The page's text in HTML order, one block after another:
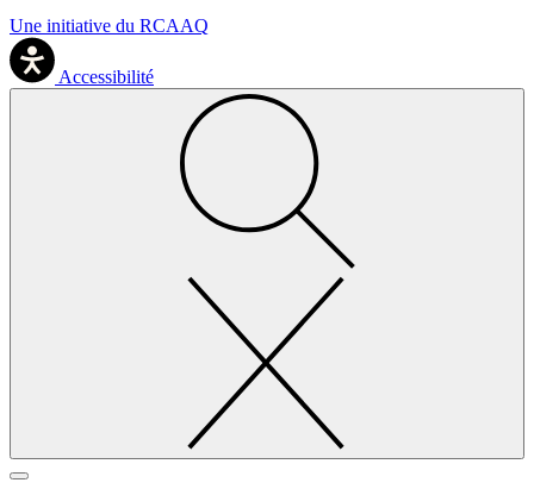
Une initiative du RCAAQ
Accessibilité